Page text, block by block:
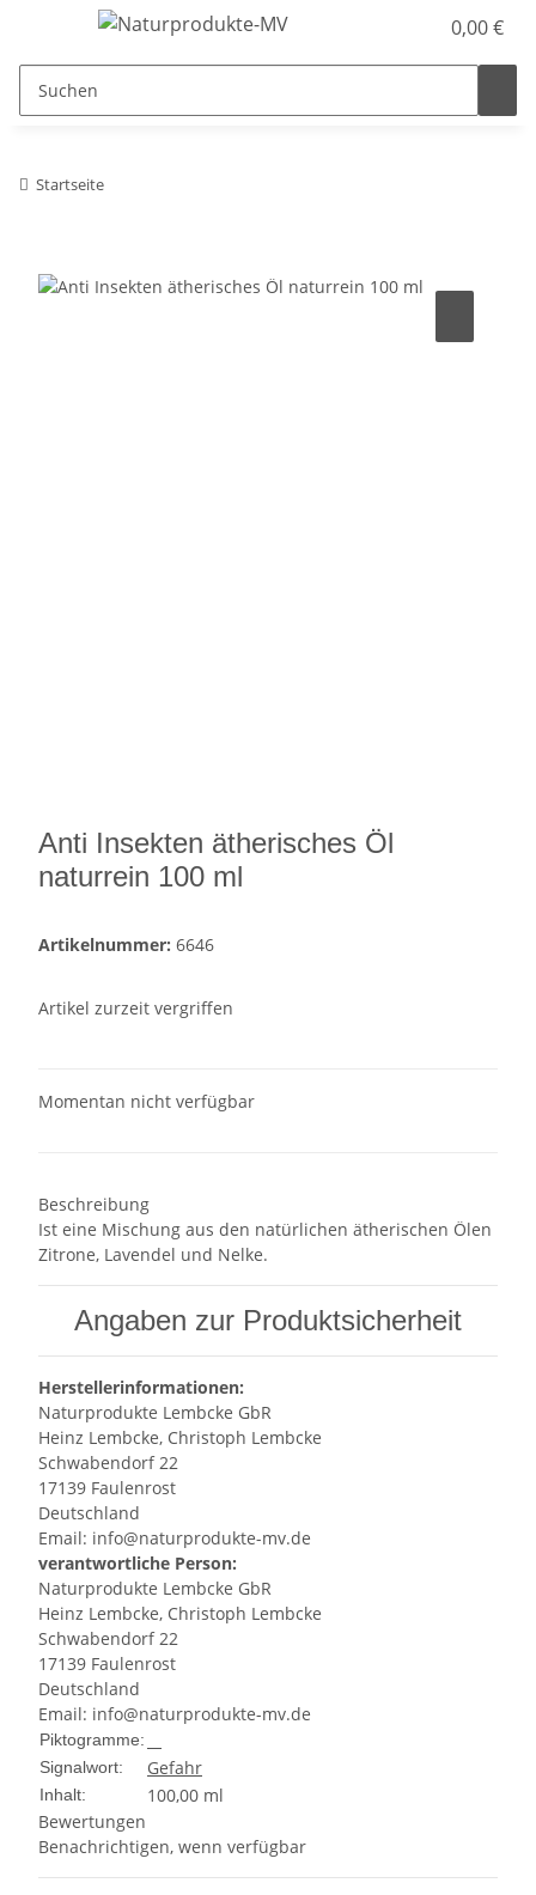
0,00 €
Startseite
Anti Insekten ätherisches Öl
naturrein 100 ml
Artikelnummer: 6646
Artikel zurzeit vergriffen
Momentan nicht verfügbar
Beschreibung
Ist eine Mischung aus den natürlichen ätherischen Ölen
Zitrone, Lavendel und Nelke.
Angaben zur Produktsicherheit
Herstellerinformationen:
Naturprodukte Lembcke GbR
Heinz Lembcke, Christoph Lembcke
Schwabendorf 22
17139 Faulenrost
Deutschland
Email: info@naturprodukte-mv.de
verantwortliche Person:
Naturprodukte Lembcke GbR
Heinz Lembcke, Christoph Lembcke
Schwabendorf 22
17139 Faulenrost
Deutschland
Email: info@naturprodukte-mv.de
Piktogramme:
Signalwort:
Gefahr
Inhalt:
100,00 ml
Bewertungen
Benachrichtigen, wenn verfügbar